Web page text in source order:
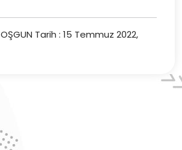
Tarih : 15 Temmuz 2022,